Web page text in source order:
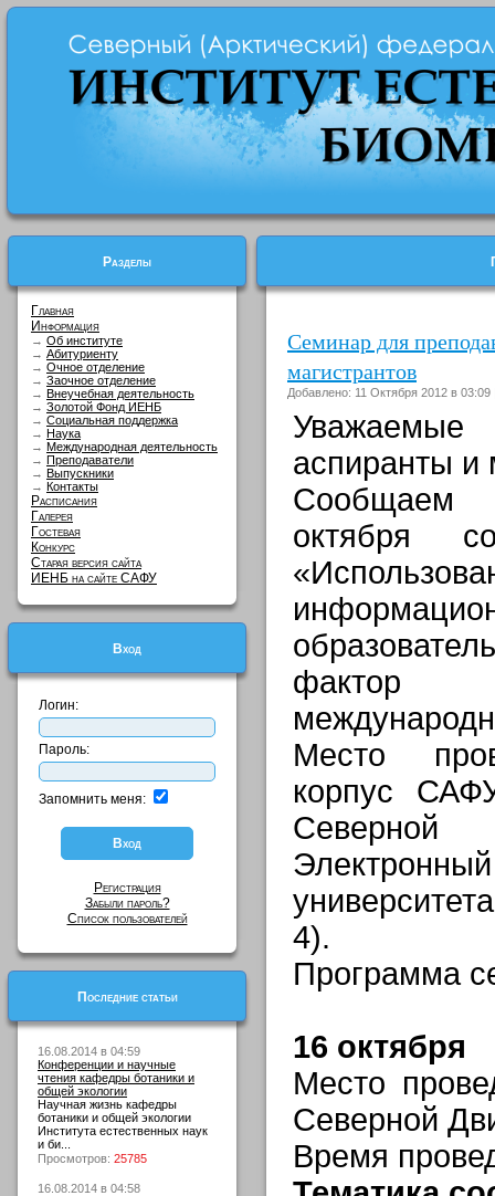
Разделы
Главная
Информация
→ Об институте
→ Абитуриенту
→ Очное отделение
→ Заочное отделение
→ Внеучебная деятельность
→ Золотой Фонд ИЕНБ
→ Социальная поддержка
→ Наука
→ Международная деятельность
→ Преподаватели
→ Выпускники
→ Контакты
Расписания
Галерея
Гостевая
Конкурс
Старая версия сайта
ИЕНБ на сайте САФУ
Вход
Логин:
Пароль:
Запомнить меня:
Регистрация
Забыли пароль?
Список пользователей
Последние статьи
16.08.2014 в 04:59
Конференции и научные
чтения кафедры ботаники и
общей экологии
Научная жизнь кафедры
ботаники и общей экологии
Института естественных наук
и би...
Просмотров: 25785
16.08.2014 в 04:58
Семинар для
магистрантов
Добавлено: 11 Октября 2012 в
аспиранты и
октября
Место
корпус
4).
Программа
16 октября
Место
Северной
Время